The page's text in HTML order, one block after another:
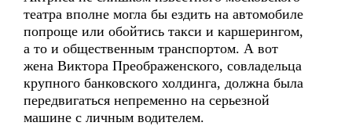
театра вполне могла бы ездить на автомобиле
попроще или обойтись такси и каршерингом,
а то и общественным транспортом. А вот
жена Виктора Преображенского, совладельца
крупного банковского холдинга, должна была
передвигаться непременно на серьезной
машине с личным водителем.